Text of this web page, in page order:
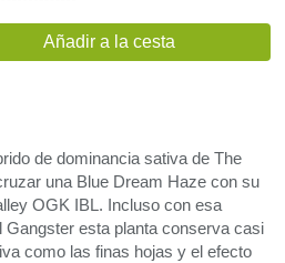
Añadir a la cesta
de dominancia sativa de The
una Blue Dream Haze con su
OGK IBL . Incluso con esa
Gangster esta planta conserva casi
como las finas hojas y el efecto